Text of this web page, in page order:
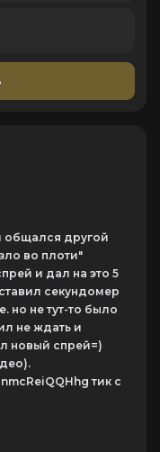
общался другой
во плоти"
и дал на это 5
секундомер
но не тут-то было
не ждать и
новый спрей=)
тик с